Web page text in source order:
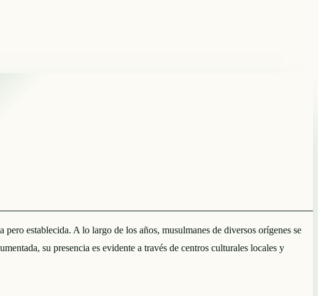
establecida. A lo largo de los años, musulmanes de diversos orígenes se
su presencia es evidente a través de centros culturales locales y